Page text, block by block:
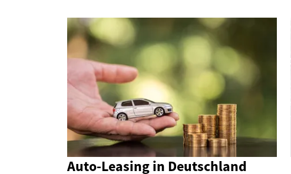
Auto-Leasing in Deutschland